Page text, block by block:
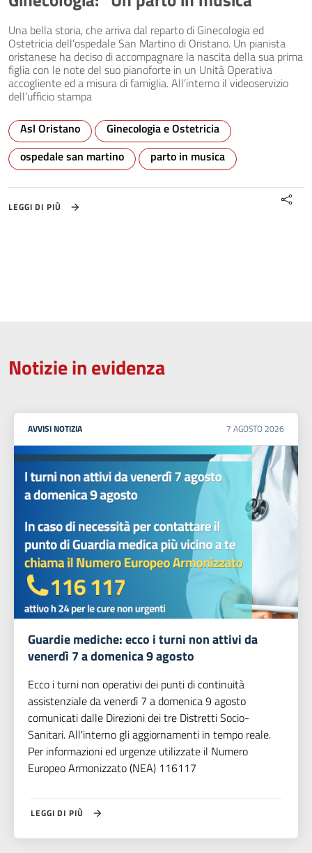
Una bella storia, che arriva dal reparto di Ginecologia ed
Ostetricia dell’ospedale San Martino di Oristano. Un pianista
oristanese ha deciso di accompagnare la nascita della sua prima
figlia con le note del suo pianoforte in un Unità Operativa
accogliente ed a misura di famiglia. All’interno il videoservizio
dell’ufficio stampa
Asl Oristano
Ginecologia e Ostetricia
ospedale san martino
parto in musica
LEGGI DI PIÙ
Notizie in evidenza
AVVISINOTIZIA 7 AGOSTO 2026
Guardie mediche: ecco i turni non attivi da
venerdì 7 a domenica 9 agosto
Ecco i turni non operativi dei punti di continuità
assistenziale da venerdì 7 a domenica 9 agosto
comunicati dalle Direzioni dei tre Distretti Socio-
Sanitari. All'interno gli aggiornamenti in tempo reale.
Per informazioni ed urgenze utilizzate il Numero
Europeo Armonizzato (NEA) 116117
LEGGI DI PIÙ